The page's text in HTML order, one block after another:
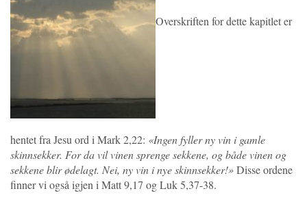
Overskriften for dette kapitlet er
hentet fra Jesu ord i Mark 2,22: «Ingen fyller ny vin i gamle
skinnsekker. For da vil vinen sprenge sekkene, og både vinen og
sekkene blir ødelagt. Nei, ny vin i nye skinnsekker!»Disse ordene
finner vi også igjen i Matt 9,17 og Luk 5,37-38.